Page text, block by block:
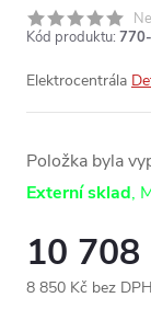
Kód produktu:
Elektrocentrála
Položka byla
Externí sklad
10 708
8 850 Kč bez DPH